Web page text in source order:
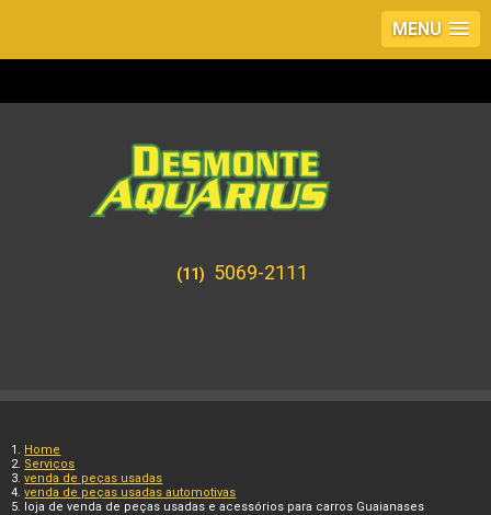
MENU
(11) 5069-2111
Home
Serviços
venda de peças usadas
venda de peças usadas automotivas
loja de venda de peças usadas e acessórios para carros Guaianases